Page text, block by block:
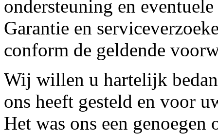
ondersteuning en
Garantie en
conform de geldende
Wij willen u hartelijk
ons heeft gesteld en voor
Het was ons een